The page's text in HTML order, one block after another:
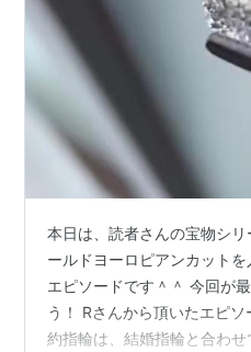
本日は、読者さんの宝物シ
ールドヨーロピアンカット
エピソードです＾＾ 今回が
う！ Rさんから頂いたエピ
約指輪は、結婚指輪と合わ